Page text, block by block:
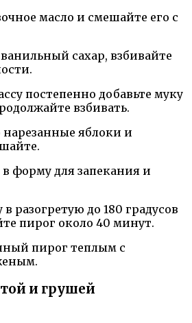
масло и смешайте его с
сахар, взбивайте
постепенно добавьте муку
взбивать.
нарезанные яблоки и
форму для запекания и
разогретую до 180 градусов
пирог около 40 минут.
пирог теплым с
и грушей